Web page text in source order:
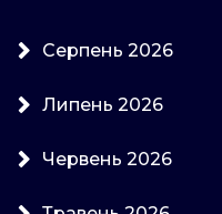
Серпень 2026
Липень 2026
Червень 2026